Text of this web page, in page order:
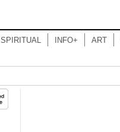
SPIRITUAL INFO+ ART